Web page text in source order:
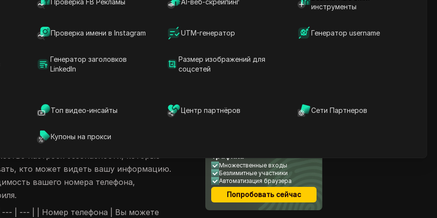
Проверка FB Рекламы AI-веб-скрейпинг
инструменты
Проверка имени в Instagram UTM-генератор Генератор username
Генератор заголовков
LinkedIn
Размер изображений для
соцсетей
Топ видео-инсайты Центр партнёров Сети Партнеров
Купоны на прокси
кто может видеть ваши сообщения в
потому что в мессенджерах, таких
может быть доступна многим
в мессенджерах
что их личные данные могут быть
привести к нежелательным
спам или даже кража личной информации.
ваши данные
настроек безопасности, которые
кто может видеть вашу информацию.
вашего номера телефона,
--- | --- | | Номер телефона | Вы можете
Содержание
Telegram?
конфиденциальность в
трафика
Множественные входы
Безлимитные участники
Автоматизация браузера
Попробовать сейчас